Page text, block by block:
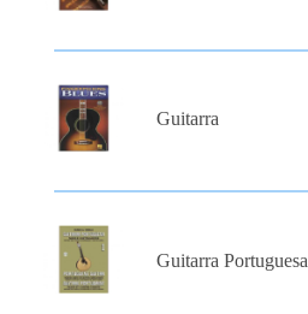
Guitarra
Guitarra Portuguesa